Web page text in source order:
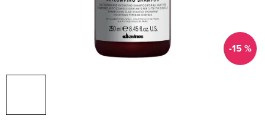
-15 %